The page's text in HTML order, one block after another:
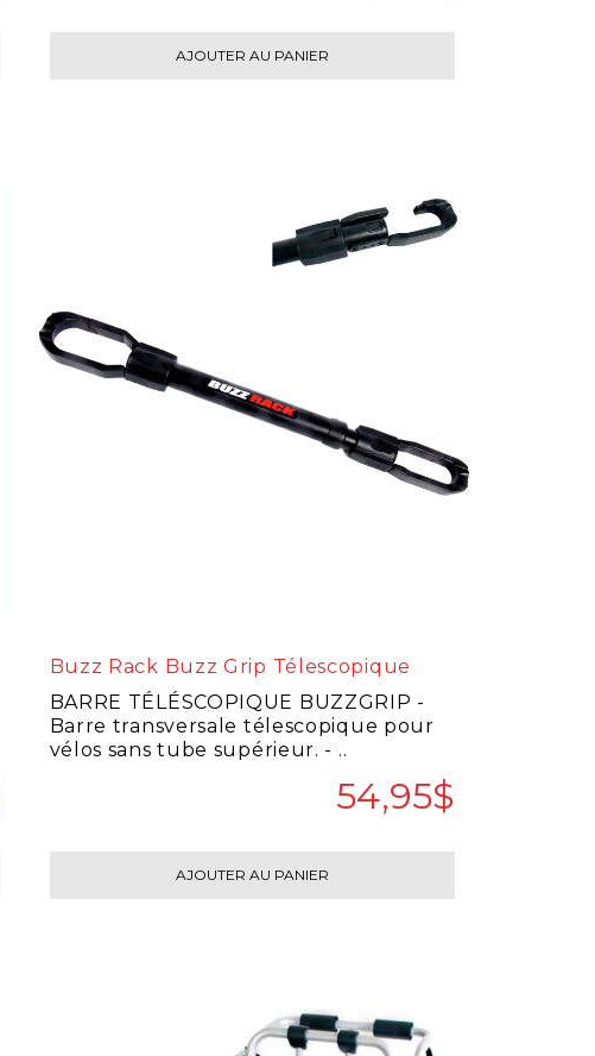
AJOUTER AU PANIER
Buzz Rack Buzz Grip Télescopique
BARRE TÉLÉSCOPIQUE BUZZGRIP -
Barre transversale télescopique pour
vélos sans tube supérieur. - ..
54,95$
AJOUTER AU PANIER